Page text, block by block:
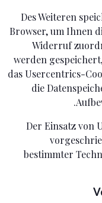
Des Weiteren
Browser, um Ihnen
Widerruf
werden
das Usercentrics-
die
Der Einsatz von
bestimmter